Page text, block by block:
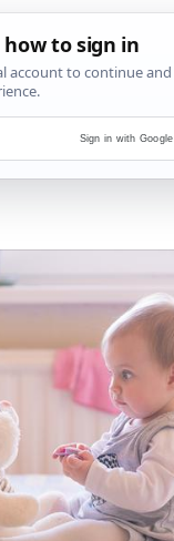
od 7. do 9.
Sign in with Google